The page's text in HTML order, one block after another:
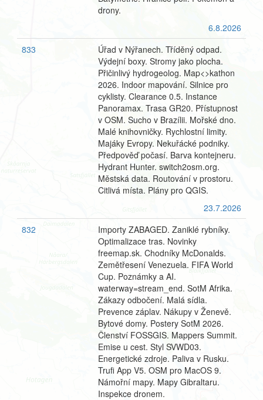
drony.
6.8.2026
833
Úřad v Nýřanech. Tříděný odpad.
Výdejní boxy. Stromy jako plocha.
Přičinlivý hydrogeolog. Map<>kathon
2026. Indoor mapování. Silnice pro
cyklisty. Clearance 0.5. Instance
Panoramax. Trasa GR20. Přístupnost
v OSM. Sucho v Brazílii. Mořské dno.
Malé knihovničky. Rychlostní limity.
Majáky Evropy. Nekuřácké podniky.
Předpověď počasí. Barva kontejneru.
Hydrant Hunter. switch2osm.org.
Městská data. Routování v prostoru.
Citlivá místa. Plány pro QGIS.
23.7.2026
832
Importy ZABAGED. Zaniklé rybníky.
Optimalizace tras. Novinky
freemap.sk. Chodníky McDonalds.
Zemětřesení Venezuela. FIFA World
Cup. Poznámky a AI.
waterway=stream_end. SotM Afrika.
Zákazy odbočení. Malá sídla.
Prevence záplav. Nákupy v Ženevě.
Bytové domy. Postery SotM 2026.
Členství FOSSGIS. Mappers Summit.
Emise u cest. Styl SVWD03.
Energetické zdroje. Paliva v Rusku.
Trufi App V5. OSM pro MacOS 9.
Námořní mapy. Mapy Gibraltaru.
Inspekce dronem.